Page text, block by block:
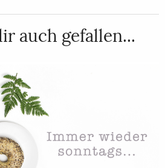
auch gefallen...